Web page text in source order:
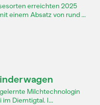
erreichten 2025
einem Absatz von rund ...
Milchtechnologin
im Diemtigtal. I...